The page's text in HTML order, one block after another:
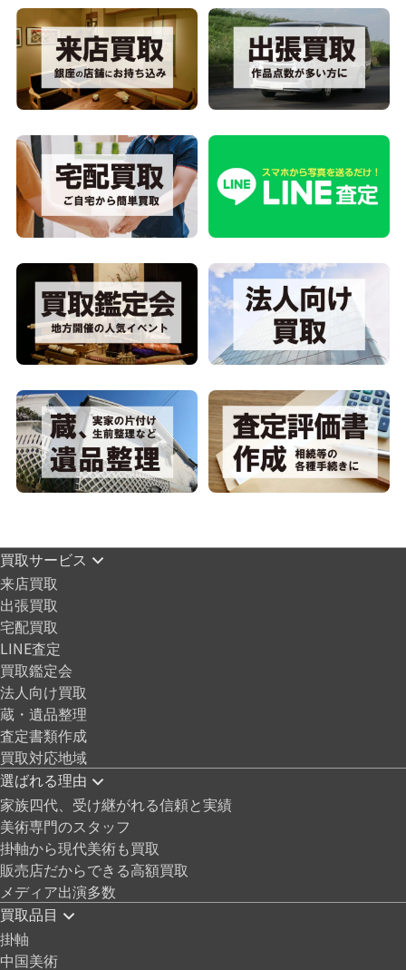
買取サービス
来店買取
出張買取
宅配買取
LINE査定
買取鑑定会
法人向け買取
蔵・遺品整理
査定書類作成
買取対応地域
選ばれる理由
家族四代、受け継がれる信頼と実績
美術専門のスタッフ
掛軸から現代美術も買取
販売店だからできる高額買取
メディア出演多数
買取品目
掛軸
中国美術